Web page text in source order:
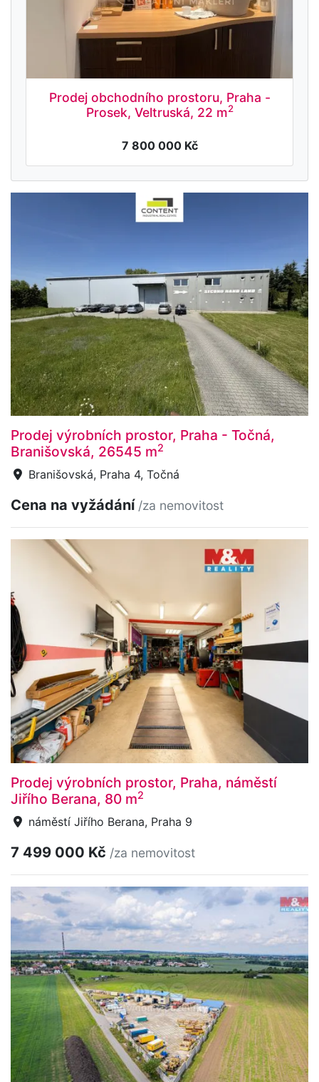
Prodej obchodního prostoru, Praha -
Prosek, Veltruská, 22 m2
7 800 000 Kč
Prodej výrobních prostor, Praha - Točná,
Branišovská, 26545 m2
Branišovská, Praha 4, Točná
Cena na vyžádání /za nemovitost
Prodej výrobních prostor, Praha, náměstí
Jiřího Berana, 80 m2
náměstí Jiřího Berana, Praha 9
7 499 000 Kč /za nemovitost